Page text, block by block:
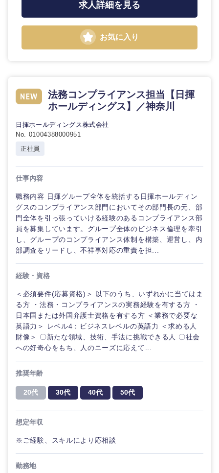
長崎県 熊本県
大分県 宮崎県
鹿児島県 沖縄県
求人詳細を見る
お気に入り
法務コンプライアンス担当【日揮
ホールディングス】／神奈川
日揮ホールディングス株式会社
No. 01004388000951
正社員
仕事内容
職務内容 日揮グループ全体を統括する日揮ホールディン
グスのコンプライアンス部門においてその部門長の元、部
門全体を引っ張っていける経験のあるコンプライアンス部
員を募集しています。グループ全体のビジネス倫理を牽引
し、グループのコンプライアンス体制を構築、運営し、内
部調査をリードし、不祥事対応の重責を担...
経験・資格
＜必須要件(応募資格)＞ 以下のうち、いずれかに当てはま
る方 ・法務・コンプライアンスの実務経験を有する方 ・
日本国または外国弁護士資格を有する方 ＜業務で必要な
英語力＞ レベル4：ビジネスレベルの英語力 ＜求める人
財像＞ 〇新たな領域、技術、手法に挑戦できる人 〇社会
への好奇心をもち、人のニーズに応えて...
推奨年齢
20代 30代 40代 50代
想定年収
※ご経験、スキルにより応相談
勤務地